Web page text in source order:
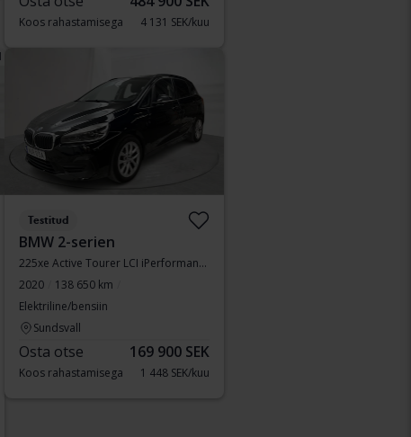
Koos rahastamisega 4 131 SEK/kuu
Testitud
BMW 2-serien
225xe Active Tourer LCI iPerformance 9,7kWh, F45
2020
138 650 km
Elektriline/bensiin
Sundsvall
Osta otse 169 900 SEK
Koos rahastamisega 1 448 SEK/kuu